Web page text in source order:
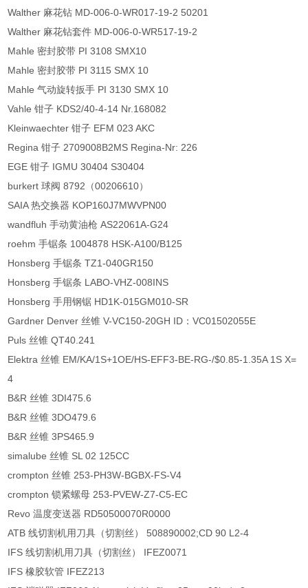
Walther 麻花钻 MD-006-0-WR017-19-2 50201
Walther 麻花钻套件 MD-006-0-WR517-19-2
Mahle 密封胶带 PI 3108 SMX10
Mahle 密封胶带 PI 3115 SMX 10
Mahle 气动旋转扳手 PI 3130 SMX 10
Vahle 钳子 KDS2/40-4-14 Nr.168082
Kleinwaechter 钳子 EFM 023 AKC
Regina 钳子 2709008B2MS Regina-Nr: 226
EGE 钳子 IGMU 30404 S30404
burkert 球阀 8792（00206610）
SAIA 热交换器 KOP160J7MWVPN00
wandfluh 手动黄油枪 AS22061A-G24
roehm 手锯条 1004878 HSK-A100/B125
Honsberg 手锯条 TZ1-040GR150
Honsberg 手锯条 LABO-VHZ-008INS
Honsberg 手用钢锯 HD1K-015GM010-SR
Gardner Denver 丝锥 V-VC150-20GH ID：VC01502055E
Puls 丝锥 QT40.241
Elektra 丝锥 EM/KA/1S+1OE/HS-EFF3-BE-RG-/$0.85-1.35A 1S X=
4
B&R 丝锥 3DI475.6
B&R 丝锥 3DO479.6
B&R 丝锥 3PS465.9
simalube 丝锥 SL 02 125CC
crompton 丝锥 253-PH3W-BGBX-FS-V4
crompton 锁紧螺母 253-PVEW-Z7-C5-EC
Revo 温度变送器 RD50500070R0000
ATB 线切割机用刀具（切割丝） 508890002;CD 90 L2-4
IFS 线切割机用刀具（切割丝） IFEZ0071
IFS 橡胶软管 IFEZ213